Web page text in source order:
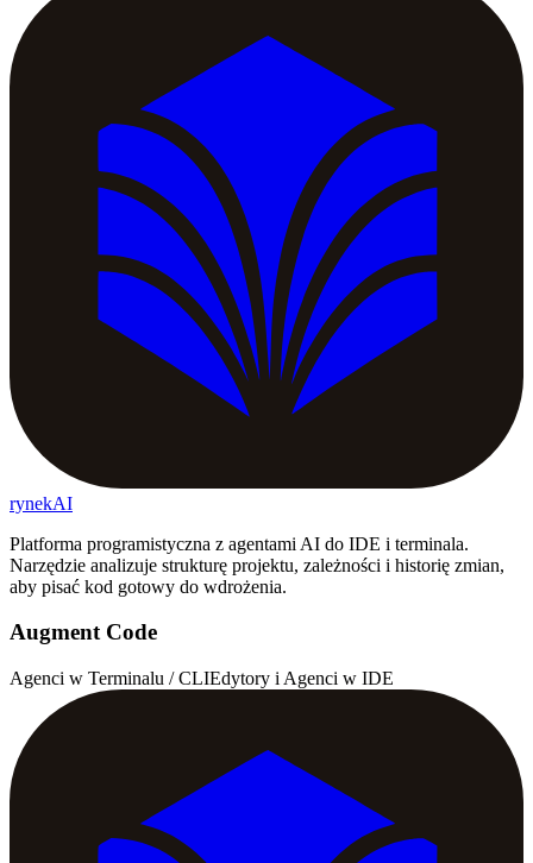
rynekAI
Platforma programistyczna z agentami AI do IDE i terminala.
Narzędzie analizuje strukturę projektu, zależności i historię zmian,
aby pisać kod gotowy do wdrożenia.
Augment Code
Agenci w Terminalu / CLIEdytory i Agenci w IDE